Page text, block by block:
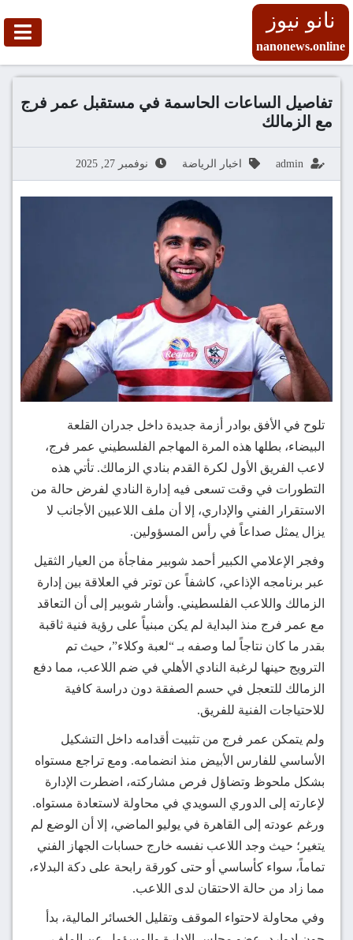
نانو نيوز
nanonews.online
تفاصيل الساعات الحاسمة في مستقبل عمر فرج
مع الزمالك
admin اخبار الرياضة نوفمبر 27, 2025
تلوح في الأفق بوادر أزمة جديدة داخل جدران القلعة
البيضاء، بطلها هذه المرة المهاجم الفلسطيني عمر فرج،
لاعب الفريق الأول لكرة القدم بنادي الزمالك. تأتي هذه
التطورات في وقت تسعى فيه إدارة النادي لفرض حالة من
الاستقرار الفني والإداري، إلا أن ملف اللاعبين الأجانب لا
يزال يمثل صداعاً في رأس المسؤولين.
وفجر الإعلامي الكبير أحمد شوبير مفاجأة من العيار الثقيل
عبر برنامجه الإذاعي، كاشفاً عن توتر في العلاقة بين إدارة
الزمالك واللاعب الفلسطيني. وأشار شوبير إلى أن التعاقد
مع عمر فرج منذ البداية لم يكن مبنياً على رؤية فنية ثاقبة
بقدر ما كان نتاجاً لما وصفه بـ “لعبة وكلاء”، حيث تم
الترويج حينها لرغبة النادي الأهلي في ضم اللاعب، مما دفع
الزمالك للتعجل في حسم الصفقة دون دراسة كافية
للاحتياجات الفنية للفريق.
ولم يتمكن عمر فرج من تثبيت أقدامه داخل التشكيل
الأساسي للفارس الأبيض منذ انضمامه. ومع تراجع مستواه
بشكل ملحوظ وتضاؤل فرص مشاركته، اضطرت الإدارة
لإعارته إلى الدوري السويدي في محاولة لاستعادة مستواه.
ورغم عودته إلى القاهرة في يوليو الماضي، إلا أن الوضع لم
يتغير؛ حيث وجد اللاعب نفسه خارج حسابات الجهاز الفني
تماماً، سواء كأساسي أو حتى كورقة رابحة على دكة البدلاء،
مما زاد من حالة الاحتقان لدى اللاعب.
وفي محاولة لاحتواء الموقف وتقليل الخسائر المالية، بدأ